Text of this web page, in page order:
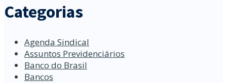
Categorias
Agenda Sindical
Assuntos Previdenciários
Banco do Brasil
Bancos